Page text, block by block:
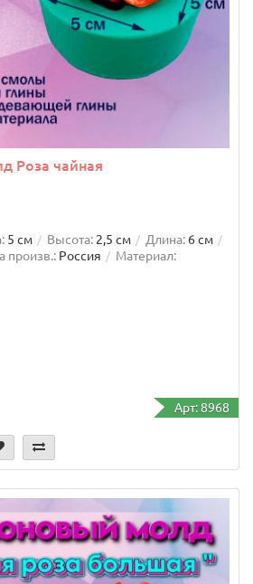
Роза чайная
5 см Высота: 2,5 см Длина: 6 см
произв.: Россия
Материал:
Арт: 8968